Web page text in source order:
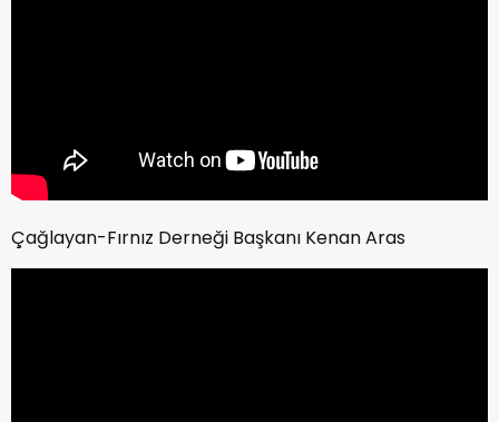
Çağlayan-Fırnız Derneği Başkanı Kenan Aras